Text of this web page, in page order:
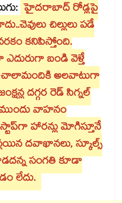
హైదరాబాద్ రోడ్లపై
చిల్లులు పడే
కనిపిస్తోంది.
బండి వెళ్తే
చాలామందికి అలవాటుగా
దగ్గర రెడ్ సిగ్నల్
వాహనం
హారన్లు మోగిస్తూనే
దవాఖానలు, స్కూల్స్
సంగతి కూడా
లేదు.